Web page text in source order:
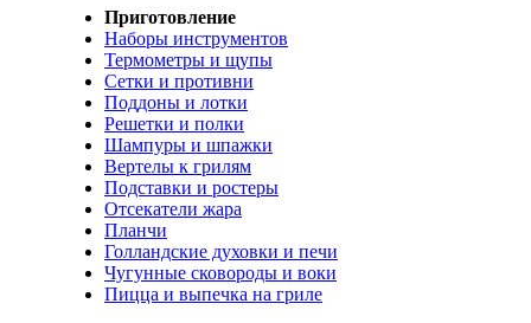
Приготовление
Наборы инструментов
Термометры и щупы
Сетки и противни
Поддоны и лотки
Решетки и полки
Шампуры и шпажки
Вертелы к грилям
Подставки и ростеры
Отсекатели жара
Планчи
Голландские духовки и печи
Чугунные сковороды и воки
Пицца и выпечка на гриле